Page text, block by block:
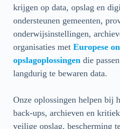
krijgen op data, opslag en
ondersteunen gemeenten,
onderwijsinstellingen,
organisaties met Europese
opslagoplossingendie
langdurig te bewaren data.
Onze oplossingen helpen bij
back-ups, archieven en
veilige opslag, bescherming